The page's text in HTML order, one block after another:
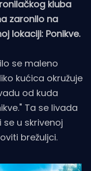
kluba
zaronilo na
lokaciji: Ponikve.
se maleno
kućica okružuje
od kuda
Ta se livada
se u skrivenoj
brežuljci.